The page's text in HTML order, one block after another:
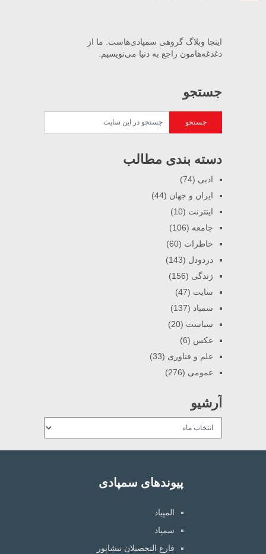
اینجا وبلاگ گروهی سمپادی‌هاست. ما از
دغدغه‌هامون راجع به دنیا می‌نویسیم.
جستجو
دسته بندی مطالب
ادبی (74)
ایران و جهان (44)
اینترنت (10)
جامعه (106)
خاطرات (60)
دردودل (143)
زندگی (156)
سایت (47)
سمپاد (137)
سیاست (20)
عکس (6)
علم و فناوری (33)
عمومی (276)
آرشیو
پیوندهای سمپادی
المپیاد
سمپاد
فارغ التحصیلان نیشاپور